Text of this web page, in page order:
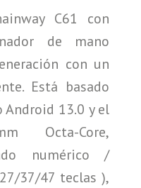
C61 con
de mano
con un
Está basado
13.0 y el
Octa-Core,
numérico /
37/47 teclas ),